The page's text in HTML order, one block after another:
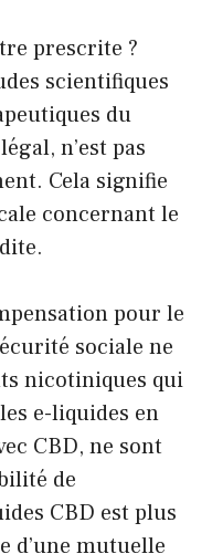
prescrite ?
scientifiques
du
n’est pas
Cela signifie
concernant le
pour le
sociale ne
nicotiniques qui
e-liquides en
CBD, ne sont
de
CBD est plus
d’une mutuelle